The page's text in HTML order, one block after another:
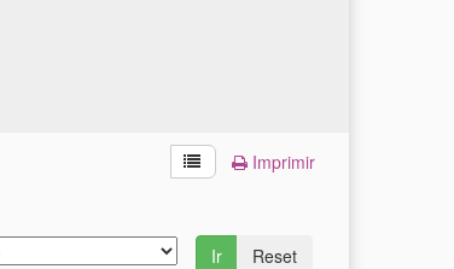
Imprimir
Ir Reset